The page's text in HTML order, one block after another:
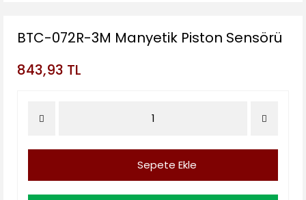
BTC-072R-3M Manyetik Piston Sensörü
843,93 TL
Sepete Ekle